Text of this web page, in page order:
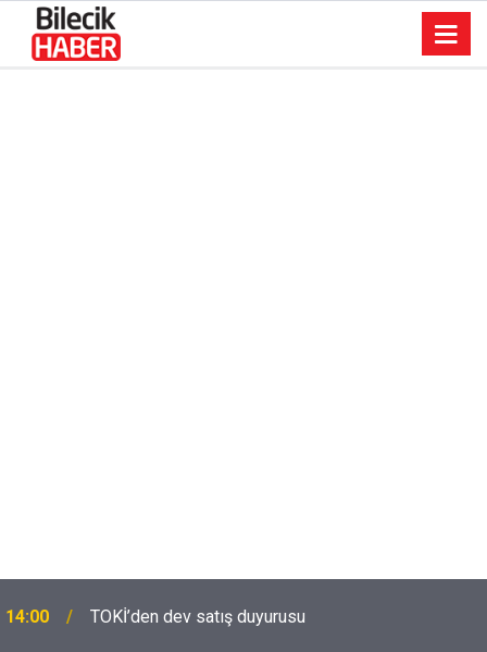
14:00 TOKİ’den dev satış duyurusu